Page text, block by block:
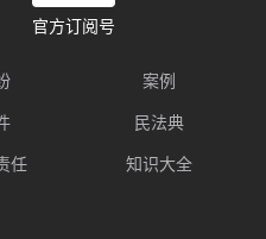
官方订阅号
案例
民法典
任 知识大全